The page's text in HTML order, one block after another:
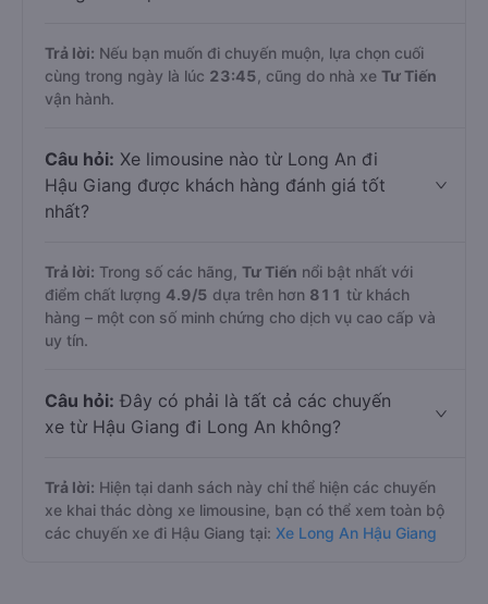
Trả lời: Nếu bạn muốn đi chuyến muộn, lựa chọn cuối
cùng trong ngày là lúc 23:45 , cũng do nhà xe Tư Tiến
vận hành.
Câu hỏi: Xe limousine nào từ Long An đi
Hậu Giang được khách hàng đánh giá tốt
nhất?
Trả lời: Trong số các hãng, Tư Tiến nổi bật nhất với
điểm chất lượng 4.9/5 dựa trên hơn 811 từ khách
hàng – một con số minh chứng cho dịch vụ cao cấp và
uy tín.
Câu hỏi: Đây có phải là tất cả các chuyến
xe từ Hậu Giang đi Long An không?
Trả lời: Hiện tại danh sách này chỉ thể hiện các chuyến
xe khai thác dòng xe limousine, bạn có thể xem toàn bộ
các chuyến xe đi Hậu Giang tại: Xe Long An Hậu Giang